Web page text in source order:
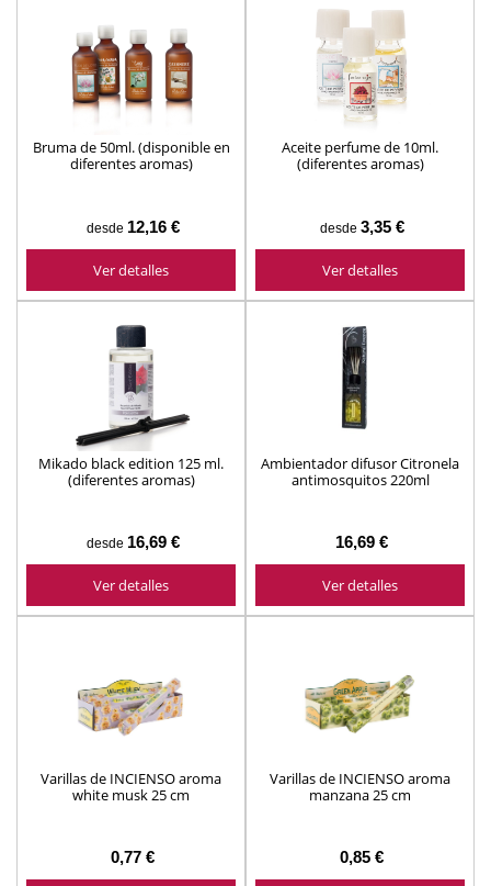
Bruma de 50ml. (disponible en
diferentes aromas)
desde 12,16 €
Ver detalles
Aceite perfume de 10ml.
(diferentes aromas)
desde 3,35 €
Ver detalles
Mikado black edition 125 ml.
(diferentes aromas)
desde 16,69 €
Ver detalles
Ambientador difusor Citronela
antimosquitos 220ml
16,69 €
Ver detalles
Varillas de INCIENSO aroma
white musk 25 cm
0,77 €
Varillas de INCIENSO aroma
manzana 25 cm
0,85 €